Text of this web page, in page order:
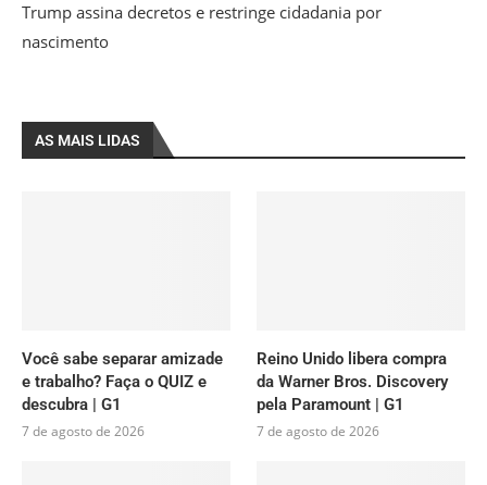
Trump assina decretos e restringe cidadania por
nascimento
AS MAIS LIDAS
Você sabe separar amizade
e trabalho? Faça o QUIZ e
descubra | G1
7 de agosto de 2026
Reino Unido libera compra
da Warner Bros. Discovery
pela Paramount | G1
7 de agosto de 2026